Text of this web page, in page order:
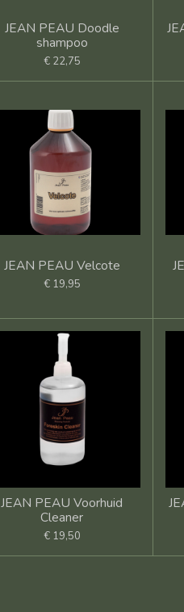
JEAN PEAU Doodle
shampoo
€ 22,75
JEAN PEAU Velcote
€ 19,95
JEAN PEAU Voorhuid
Cleaner
€ 19,50